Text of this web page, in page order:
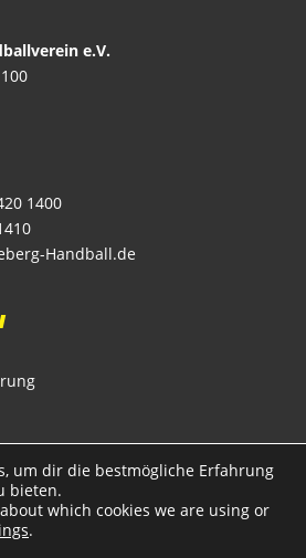
e.V.
1400
Handball.de
um dir die bestmögliche Erfahrung
bieten.
which cookies we are using or
.